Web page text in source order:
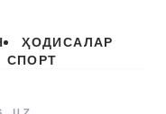
ҲОДИСАЛАР
СПОРТ